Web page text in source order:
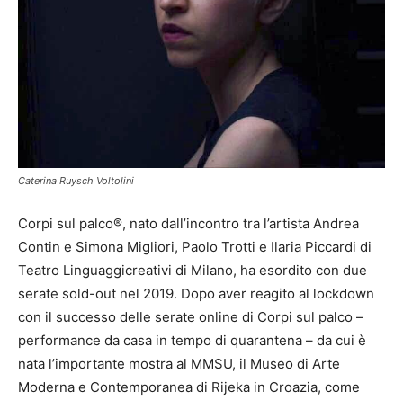
Caterina Ruysch Voltolini
Corpi sul palco®, nato dall’incontro tra l’artista Andrea
Contin e Simona Migliori, Paolo Trotti e Ilaria Piccardi di
Teatro Linguaggicreativi di Milano, ha esordito con due
serate sold-out nel 2019. Dopo aver reagito al lockdown
con il successo delle serate online di Corpi sul palco –
performance da casa in tempo di quarantena – da cui è
nata l’importante mostra al MMSU, il Museo di Arte
Moderna e Contemporanea di Rijeka in Croazia, come